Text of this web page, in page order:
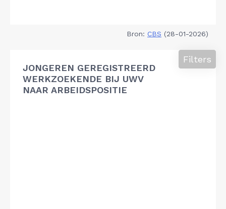
Bron: CBS (28-01-2026)
JONGEREN GEREGISTREERD
WERKZOEKENDE BIJ UWV
NAAR ARBEIDSPOSITIE
Filters